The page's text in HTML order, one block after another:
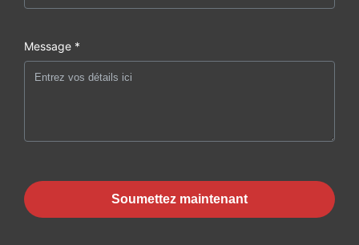
Message *
Soumettez maintenant